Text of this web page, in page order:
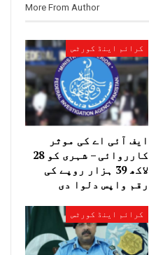
More From Author
کرائم اینڈ کورٹس
ایف آئی اے کی موثر
کارروائی – شہری کو 28
لاکھ 39 ہزار روپے کی
رقم واپس دلوا دی
کرائم اینڈ کورٹس